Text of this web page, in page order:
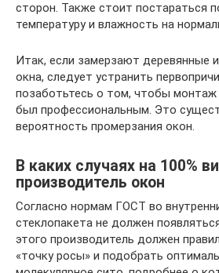
сторон. Также стоит постараться
температуру и влажность на
Итак, если замерзают деревянные
окна, следует устранить
позаботьтесь о том, чтобы монтаж
был профессиональным. Это
вероятность промерзания окон.
В каких случаях на 100%
производитель окон
Согласно нормам ГОСТ во
стеклопакета не должен
этого производитель должен
«точку росы» и подобрать